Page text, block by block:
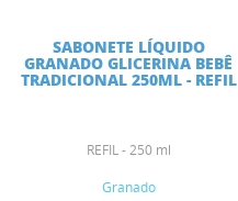
SABONETE LÍQUIDO
GRANADO GLICERINA BEBÊ
TRADICIONAL 250ML - REFIL
REFIL - 250 ml
Granado